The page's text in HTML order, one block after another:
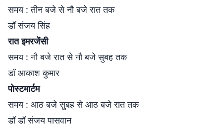
समय : तीन बजे से नौ बजे रात तक
डॉ संजय सिंह
रात इमरजेंसी
समय : नौ बजे रात से नौ बजे सुबह तक
डॉ आकाश कुमार
पोस्टमार्टम
समय : आठ बजे सुबह से आठ बजे रात तक
डॉ डॉ संजय पासवान